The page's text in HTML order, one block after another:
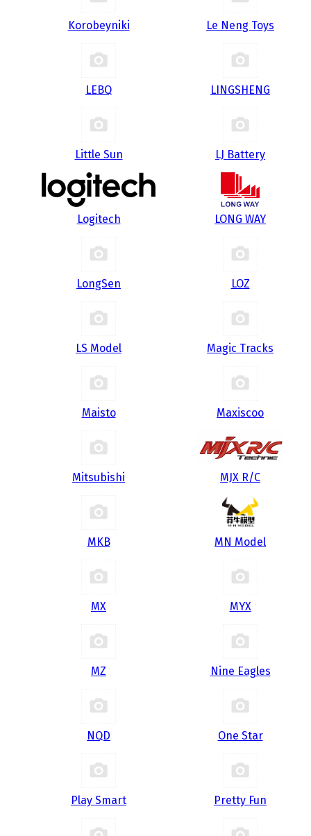
Korobeyniki Le Neng Toys
LEBQ LINGSHENG
Little Sun LJ Battery
Logitech LONG WAY
LongSen LOZ
LS Model Magic Tracks
Maisto Maxiscoo
Mitsubishi MJX R/C
MKB MN Model
MX MYX
MZ Nine Eagles
NQD One Star
Play Smart Pretty Fun